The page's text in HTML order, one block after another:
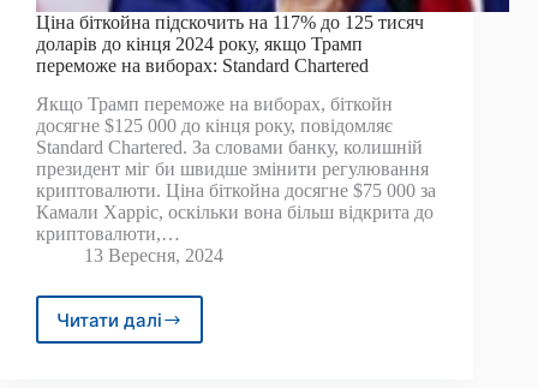
Ціна біткойна підскочить на 117% до 125 тисяч
доларів до кінця 2024 року, якщо Трамп
переможе на виборах: Standard Chartered
Якщо Трамп переможе на виборах, біткойн
досягне $125 000 до кінця року, повідомляє
Standard Chartered. За словами банку, колишній
президент міг би швидше змінити регулювання
криптовалюти. Ціна біткойна досягне $75 000 за
Камали Харріс, оскільки вона більш відкрита до
криптовалюти,…
13 Вересня, 2024
Читати далі
Ціна